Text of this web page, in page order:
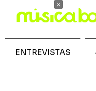
ENTREVISTAS
×